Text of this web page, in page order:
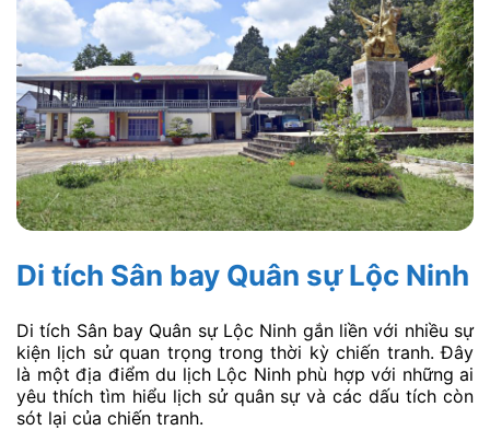
Di tích Sân bay Quân sự Lộc Ninh
Di tích Sân bay Quân sự Lộc Ninh gắn liền với nhiều sự
kiện lịch sử quan trọng trong thời kỳ chiến tranh. Đây
là một địa điểm du lịch Lộc Ninh phù hợp với những ai
yêu thích tìm hiểu lịch sử quân sự và các dấu tích còn
sót lại của chiến tranh.